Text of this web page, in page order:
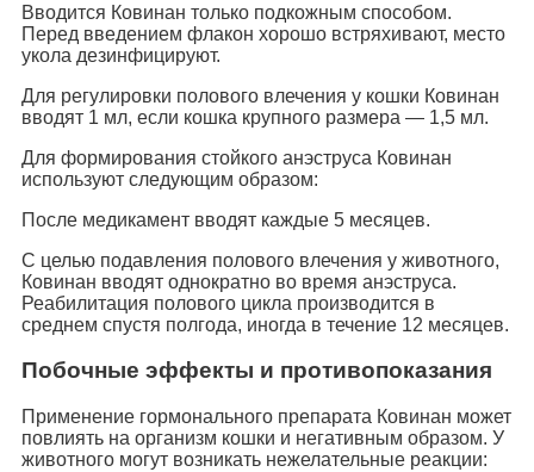
Вводится Ковинан только подкожным способом.
Перед введением флакон хорошо встряхивают, место
укола дезинфицируют.
Для регулировки полового влечения у кошки Ковинан
вводят 1 мл, если кошка крупного размера — 1,5 мл.
Для формирования стойкого анэструса Ковинан
используют следующим образом:
После медикамент вводят каждые 5 месяцев.
С целью подавления полового влечения у животного,
Ковинан вводят однократно во время анэструса.
Реабилитация полового цикла производится в
среднем спустя полгода, иногда в течение 12 месяцев.
Побочные эффекты и противопоказания
Применение гормонального препарата Ковинан может
повлиять на организм кошки и негативным образом. У
животного могут возникать нежелательные реакции: